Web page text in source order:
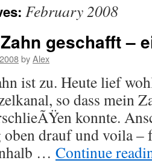
February 2008
geschafft –
byAlex
ist zu. Heute lief
so dass mein
konnte.
drauf und voila –
… Continue